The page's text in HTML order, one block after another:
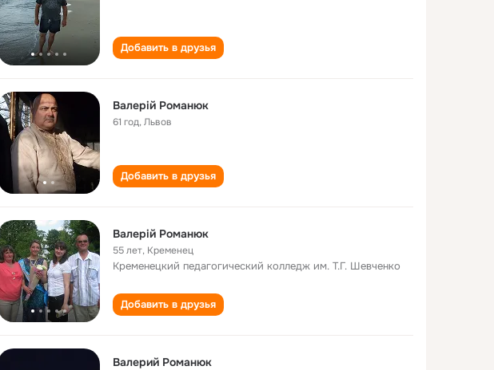
Добавить в друзья
Валерій Романюк
61 год,Львов
Добавить в друзья
Валерій Романюк
55 лет, Кременец
Кременецкий педагогический колледж им. Т.Г. Шевченко
Добавить в друзья
Валерий Романюк